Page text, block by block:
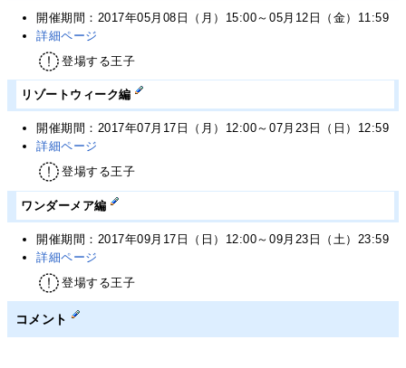
開催期間：2017年05月08日（月）15:00～05月12日（金）11:59
詳細ページ
登場する王子
リゾートウィーク編
開催期間：2017年07月17日（月）12:00～07月23日（日）12:59
詳細ページ
登場する王子
ワンダーメア編
開催期間：2017年09月17日（日）12:00～09月23日（土）23:59
詳細ページ
登場する王子
コメント